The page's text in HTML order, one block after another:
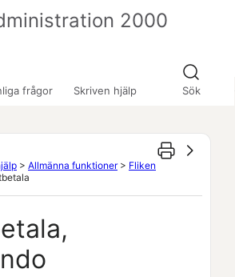
frågor Skriven hjälp Sök
2000
> Allmänna funktioner> Fliken